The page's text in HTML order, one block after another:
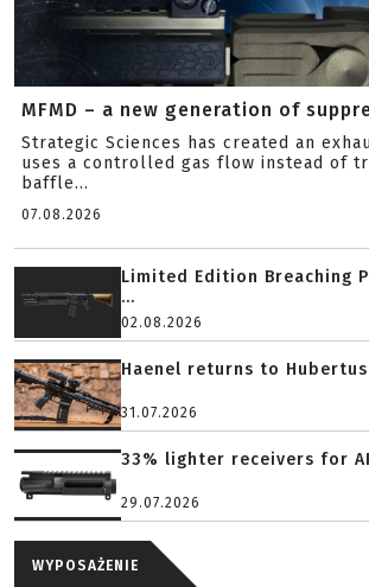
MFMD – a new generation of
Strategic Sciences has created an
uses a controlled gas flow instead of
baffle...
07.08.2026
Limited Edition Breaching
...
02.08.2026
Haenel returns to Hubertus
31.07.2026
33% lighter receivers for
29.07.2026
WYPOSAŻENIE